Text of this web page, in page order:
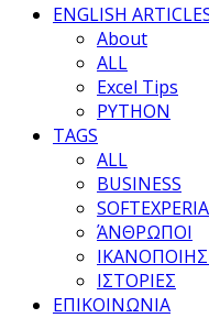
ENGLISH
About
ALL
Excel Tips
PYTHON
TAGS
ALL
BUSINESS
SOFTEXPERIA
ΆΝΘΡΩΠΟΙ
ΙΣΤΟΡΙΕΣ
ΕΠΙΚΟΙΝΩΝΙΑ